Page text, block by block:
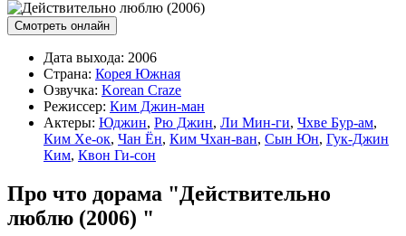
Смотреть онлайн
Дата выхода: 2006
Страна: Корея Южная
Озвучка: Korean Craze
Режиссер: Ким Джин-ман
Актеры: Юджин, Рю Джин, Ли Мин-ги, Чхве Бур-ам,
Ким Хе-ок, Чан Ён, Ким Чхан-ван, Сын Юн, Гук-Джин
Ким, Квон Ги-сон
Про что дорама "Действительно
люблю (2006) "